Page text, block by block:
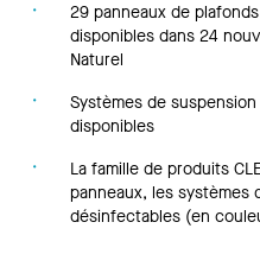
29 panneaux de
disponibles dans 24
Naturel
Systèmes de
disponibles
La famille de produits
panneaux, les
désinfectables (en